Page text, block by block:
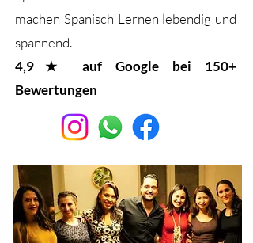
machen Spanisch Lernen lebendig und
spannend.
4,9★ auf Google bei 150+
Bewertungen